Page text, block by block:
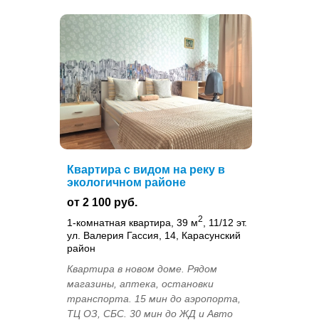
Квартира с видом на реку в
экологичном районе
от 2 100 руб.
1-комнатная квартира, 39 м2
, 11/12 эт.
ул. Валерия Гассия, 14, Карасунский
район
Квартира в новом доме. Рядом
магазины, аптека, остановки
транспорта. 15 мин до аэропорта,
ТЦ ОЗ, СБС. 30 мин до ЖД и Авто